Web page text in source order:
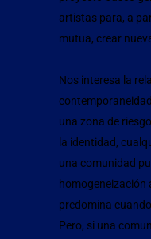
artistas para, a
mutua, crear
Nos interesa la
una zona de
la identidad,
una comunidad
homogeneización
predomina
Pero, si una